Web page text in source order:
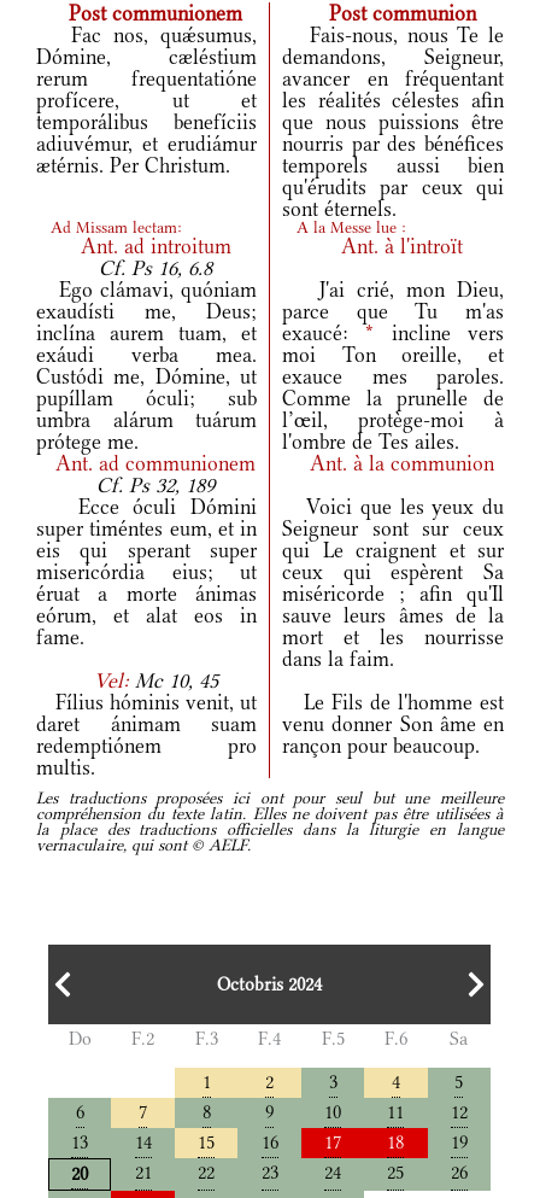
Post communionem
Post communion
Fac nos, quǽsumus,
Dómine, cæléstium
rerum frequentatióne
profícere, ut et
temporálibus benefíciis
adiuvémur, et erudiámur
ætérnis. Per Christum.
Fais-nous, nous Te le
demandons, Seigneur,
avancer en fréquentant
les réalités célestes afin
que nous puissions être
nourris par des bénéfices
temporels aussi bien
qu'érudits par ceux qui
sont éternels.
Ad Missam lectam: A la Messe lue :
Ant. ad introitum Ant. à l'introït
Cf. Ps 16, 6.8
Ego clámavi, quóniam
exaudísti me, Deus;
inclína aurem tuam, et
exáudi verba mea.
Custódi me, Dómine, ut
pupíllam óculi; sub
umbra alárum tuárum
prótege me.
J'ai crié, mon Dieu,
parce que Tu m'as
exaucé:* incline vers
moi Ton oreille, et
exauce mes paroles.
Comme la prunelle de
l’œil, protège-moi à
l'ombre de Tes ailes.
Ant. ad communionem Ant. à la communion
Cf. Ps 32, 189
Ecce óculi Dómini
super timéntes eum, et in
eis qui sperant super
misericórdia eius; ut
éruat a morte ánimas
eórum, et alat eos in
fame.
Voici que les yeux du
Seigneur sont sur ceux
qui Le craignent et sur
ceux qui espèrent Sa
miséricorde ; afin qu'Il
sauve leurs âmes de la
mort et les nourrisse
dans la faim.
Vel:Mc 10, 45
Fílius hóminis venit, ut
daret ánimam suam
redemptiónem pro
multis.
Le Fils de l'homme est
venu donner Son âme en
rançon pour beaucoup.
Les traductions proposées ici ont pour seul but une meilleure
compréhension du texte latin. Elles ne doivent pas être utilisées à
la place des traductions officielles dans la liturgie en langue
vernaculaire, qui sont © AELF.
Octobris 2024
Do F.2 F.3 F.4 F.5 F.6
Sa
1
2 3 4
5
6
7 8 9 10 11
12
13
14 15 16 17 18
19
20
21 22 23 24 25
26